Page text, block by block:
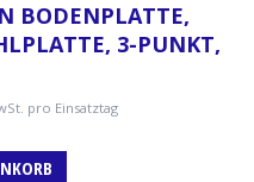
BODENPLATTE,
3-PUNKT,
pro Einsatztag